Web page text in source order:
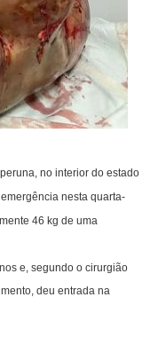
no interior do estado
nesta quarta-
46 kg de uma
e, segundo o cirurgião
deu entrada na